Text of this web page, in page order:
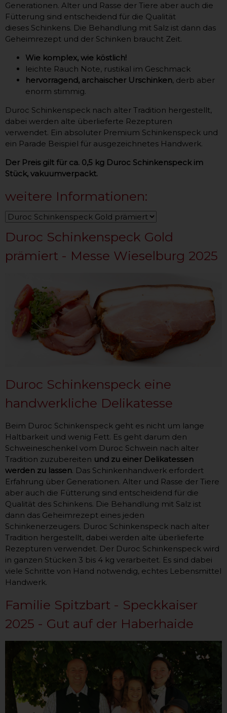
Generationen. Alter und Rasse der Tiere aber auch die
Fütterung sind entscheidend für die Qualität
dieses Schinkens. Die Behandlung mit Salz ist dann das
Geheimrezept und der Schinken braucht Zeit.
Wie komplex, wie köstlich!
leichte Rauch Note, rustikal im Geschmack
hervorragend, archaischer Urschinken, derb aber
enorm stimmig.
Duroc Schinkenspeck nach alter Tradition hergestellt,
dabei werden alte überlieferte Rezepturen
verwendet. Ein absoluter Premium Schinkenspeck und
ein Parade Beispiel für ausgezeichnetes Handwerk.
Der Preis gilt für ca. 0,5 kg Duroc Schinkenspeck im
Stück, vakuumverpackt.
weitere Informationen:
Duroc Schinkenspeck Gold
prämiert - Messe Wieselburg 2025
Duroc Schinkenspeck eine
handwerkliche Delikatesse
Beim Duroc Schinkenspeck geht es nicht um lange
Haltbarkeit und wenig Fett. Es geht darum den
Schweineschenkel vom Duroc Schwein nach alter
Tradition zuzubereiten und zu einer Delikatessen
werden zu lassen. Das Schinkenhandwerk erfordert
Erfahrung über Generationen. Alter und Rasse der Tiere
aber auch die Fütterung sind entscheidend für die
Qualität des Schinkens. Die Behandlung mit Salz ist
dann das Geheimrezept eines jeden
Schinkenerzeugers. Duroc Schinkenspeck nach alter
Tradition hergestellt, dabei werden alte überlieferte
Rezepturen verwendet. Der Duroc Schinkenspeck wird
in ganzen Stücken 3 bis 4 kg verarbeitet. Es sind dabei
viele Schritte von Hand notwendig, echtes Lebensmittel
Handwerk.
Familie Spitzbart - Speckkaiser
2025 - Gut auf der Haberhaide